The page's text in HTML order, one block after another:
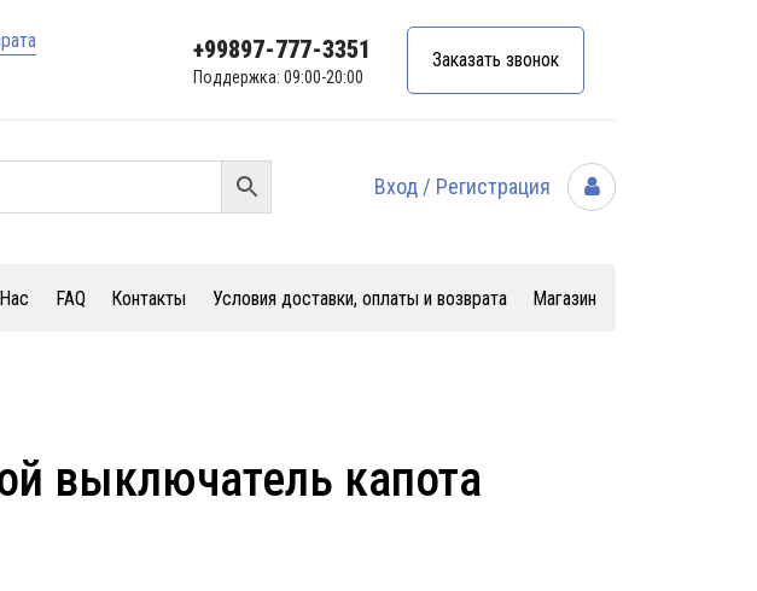
+99897-777-3351
Поддержка: 09:00-20:00
Заказать звонок
Вход / Регистрация
FAQ Контакты Условия доставки, оплаты и возврата Магазин
выключатель капота